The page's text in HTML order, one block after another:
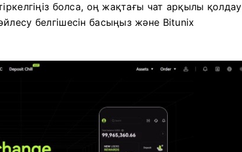
болса, оң жақтағы чат арқылы қолдау
белгішесін басыңыз және Bitunix